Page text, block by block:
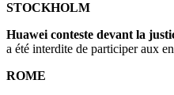
STOCKHOLM
Huawei conteste devant la
a été interdite de participer aux
ROME